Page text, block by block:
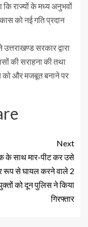
राज्यों के मध्य अनुभवों
को नई गति प्रदान
सरकार द्वारा
की सराहना की तथा
को और मजबूत बनाने पर
Next
के साथ मार-पीट कर उसे
रूप से घायल करने वाले 2
को दून पुलिस ने किया
गिरफ्तार